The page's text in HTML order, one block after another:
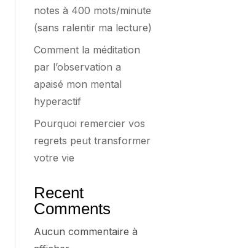
notes à 400 mots/minute
(sans ralentir ma lecture)
Comment la méditation
par l’observation a
apaisé mon mental
hyperactif
Pourquoi remercier vos
regrets peut transformer
votre vie
Recent
Comments
Aucun commentaire à